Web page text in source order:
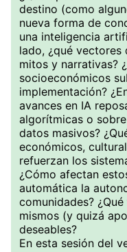
destino (como
nueva forma de
una inteligencia
lado, ¿qué
mitos y narrativas?
socioeconómicos
implementación?
avances en IA
algorítmicas o
datos masivos?
económicos,
refuerzan los
¿Cómo afectan
automática la
comunidades?
mismos (y quizá
deseables?
En esta sesión del